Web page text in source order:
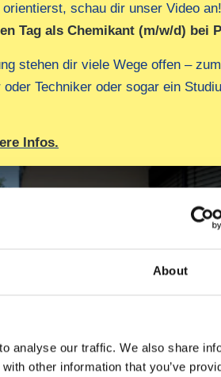
About
analyse our traffic. We also share
other information that you’ve
schau dir unser Video
Tag als Chemikant (m/w/d) bei
stehen dir viele Wege offen –
Techniker oder sogar ein
Infos.